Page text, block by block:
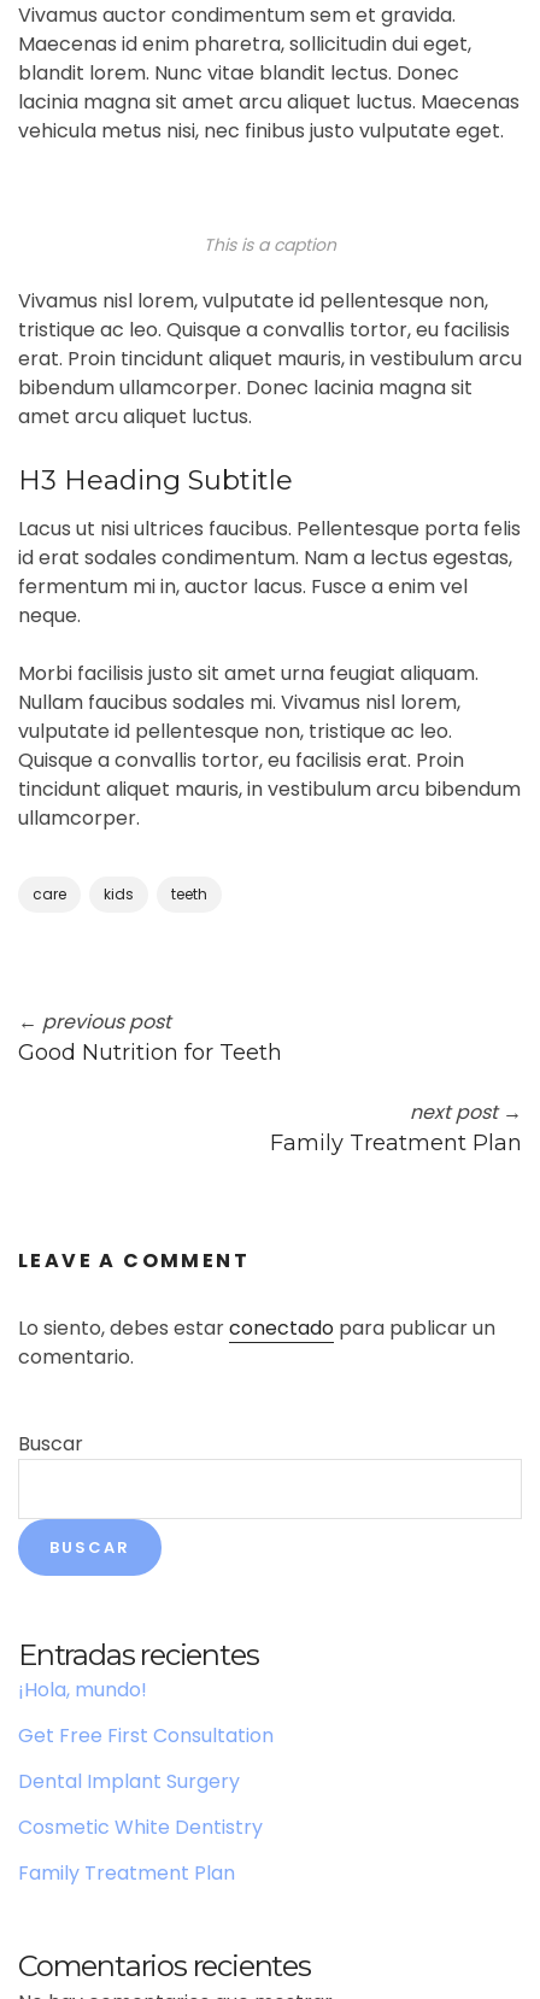
Vivamus auctor condimentum sem et gravida.
Maecenas id enim pharetra, sollicitudin dui eget,
blandit lorem. Nunc vitae blandit lectus. Donec
lacinia magna sit amet arcu aliquet luctus. Maecenas
vehicula metus nisi, nec finibus justo vulputate eget.
This is a caption
Vivamus nisl lorem, vulputate id pellentesque non,
tristique ac leo. Quisque a convallis tortor, eu facilisis
erat. Proin tincidunt aliquet mauris, in vestibulum arcu
bibendum ullamcorper. Donec lacinia magna sit
amet arcu aliquet luctus.
H3 Heading Subtitle
Lacus ut nisi ultrices faucibus. Pellentesque porta felis
id erat sodales condimentum. Nam a lectus egestas,
fermentum mi in, auctor lacus. Fusce a enim vel
neque.
Morbi facilisis justo sit amet urna feugiat aliquam.
Nullam faucibus sodales mi. Vivamus nisl lorem,
vulputate id pellentesque non, tristique ac leo.
Quisque a convallis tortor, eu facilisis erat. Proin
tincidunt aliquet mauris, in vestibulum arcu bibendum
ullamcorper.
care kids teeth
← previous post
Good Nutrition for Teeth
next post →
Family Treatment Plan
LEAVE A COMMENT
Lo siento, debes estarconectado para publicar un
comentario.
Buscar
BUSCAR
Entradas recientes
¡Hola, mundo!
Get Free First Consultation
Dental Implant Surgery
Cosmetic White Dentistry
Family Treatment Plan
Comentarios recientes